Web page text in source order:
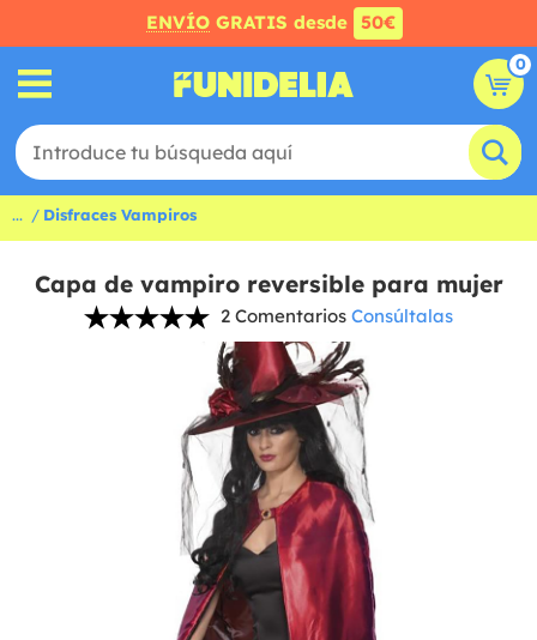
ENVÍO GRATIS desde 50€
0
... Disfraces Vampiros
Capa de vampiro reversible para mujer
2 Comentarios Consúltalas